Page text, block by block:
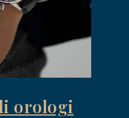
orologi